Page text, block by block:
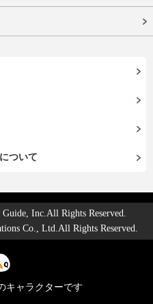
ついて
Inc.All Rights Reserved.
Co., Ltd.All Rights Reserved.
キャラクターです